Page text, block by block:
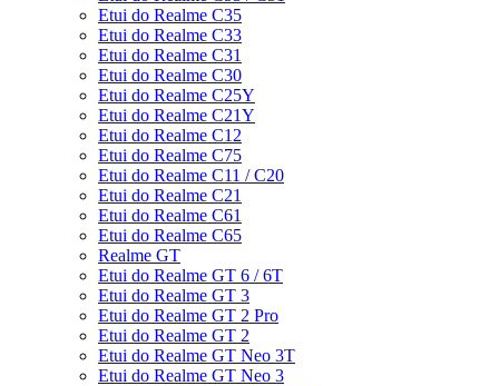
Etui do Realme C35
Etui do Realme C33
Etui do Realme C31
Etui do Realme C30
Etui do Realme C25Y
Etui do Realme C21Y
Etui do Realme C12
Etui do Realme C75
Etui do Realme C11 / C20
Etui do Realme C21
Etui do Realme C61
Etui do Realme C65
Realme GT
Etui do Realme GT 6 / 6T
Etui do Realme GT 3
Etui do Realme GT 2 Pro
Etui do Realme GT 2
Etui do Realme GT Neo 3T
Etui do Realme GT Neo 3